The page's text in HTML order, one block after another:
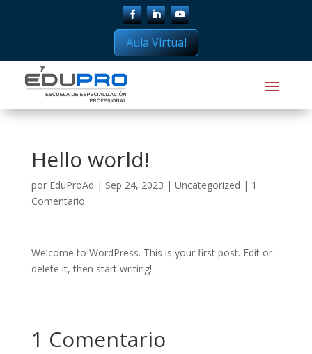
Aula Virtual
Hello world!
por EduProAd | Sep 24, 2023 | Uncategorized | 1
Comentario
Welcome to WordPress. This is your first post. Edit or
delete it, then start writing!
1 Comentario